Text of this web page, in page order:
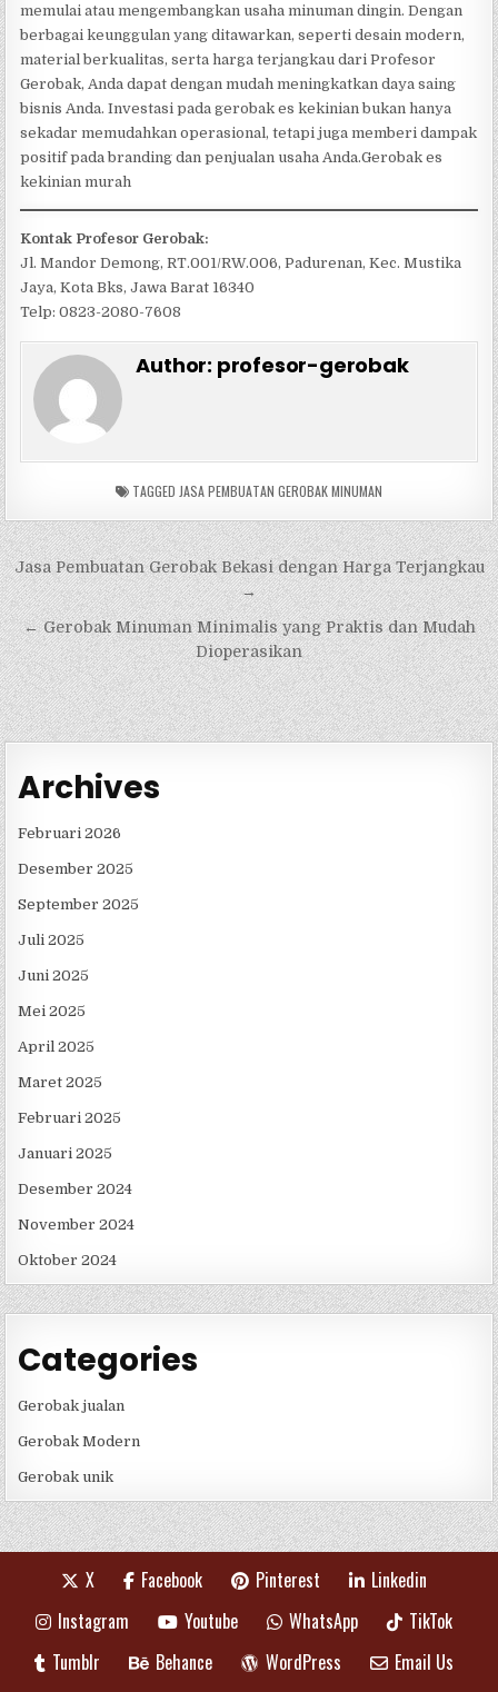
memulai atau mengembangkan usaha minuman dingin. Dengan
berbagai keunggulan yang ditawarkan, seperti desain modern,
material berkualitas, serta harga terjangkau dari Profesor
Gerobak, Anda dapat dengan mudah meningkatkan daya saing
bisnis Anda. Investasi pada gerobak es kekinian bukan hanya
sekadar memudahkan operasional, tetapi juga memberi dampak
positif pada branding dan penjualan usaha Anda.Gerobak es
kekinian murah
Kontak Profesor Gerobak:
Jl. Mandor Demong, RT.001/RW.006, Padurenan, Kec. Mustika
Jaya, Kota Bks, Jawa Barat 16340
Telp: 0823-2080-7608
Author: profesor-gerobak
TAGGED JASA PEMBUATAN GEROBAK MINUMAN
Navigasi
pos
Jasa Pembuatan Gerobak Bekasi dengan Harga Terjangkau
→
← Gerobak Minuman Minimalis yang Praktis dan Mudah
Dioperasikan
Archives
Februari 2026
Desember 2025
September 2025
Juli 2025
Juni 2025
Mei 2025
April 2025
Maret 2025
Februari 2025
Januari 2025
Desember 2024
November 2024
Oktober 2024
Categories
Gerobak jualan
Gerobak Modern
Gerobak unik
X Facebook Pinterest
Linkedin
Instagram
Youtube WhatsApp
TikTok
Tumblr
Behance WordPress
Email Us